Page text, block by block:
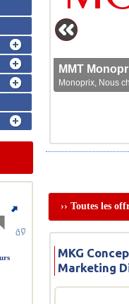
MMT
Monoprix, Nous
›› Toutes les
MKG
Marketing